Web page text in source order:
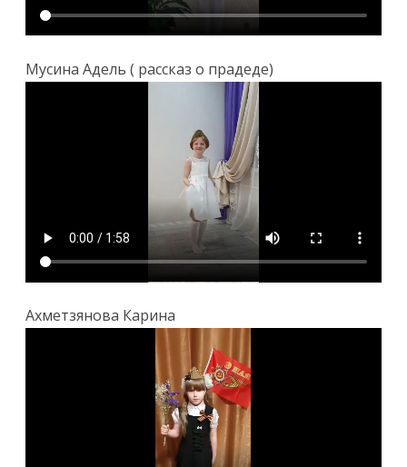
Мусина Адель ( рассказ о прадеде)
Ахметзянова Карина